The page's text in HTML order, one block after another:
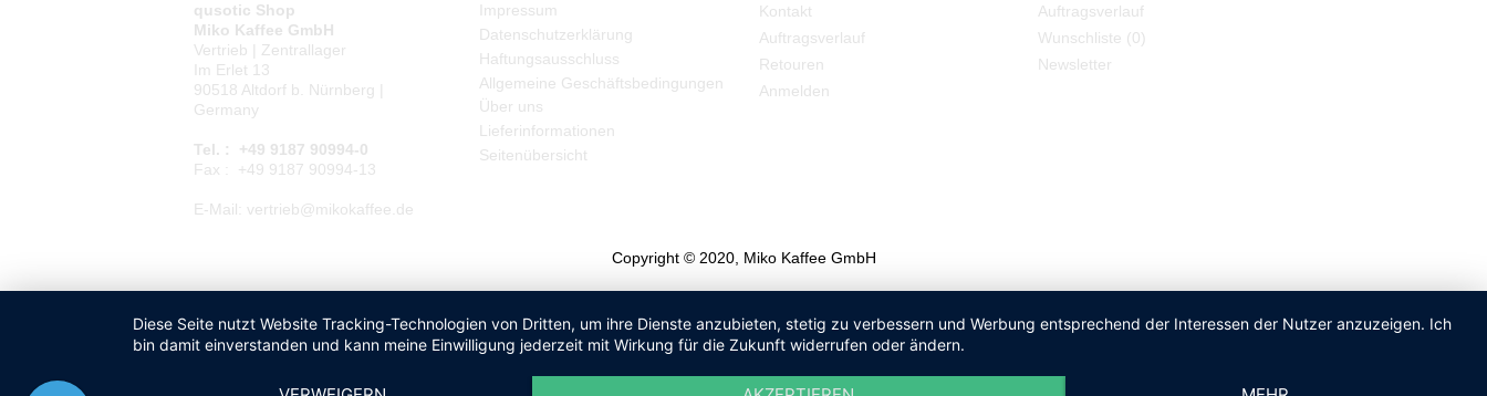
qusotic Shop
Miko Kaffee GmbH
Vertrieb | Zentrallager
Im Erlet 13
90518 Altdorf b. Nürnberg |
Germany
Tel. : +49 9187 90994-0
Fax : +49 9187 90994-13
E-Mail: vertrieb@mikokaffee.de
Impressum
Datenschutzerklärung
Haftungsausschluss
Allgemeine Geschäftsbedingungen
Über uns
Lieferinformationen
Seitenübersicht
Kontakt
Auftragsverlauf
Retouren
Anmelden
Auftragsverlauf
Wunschliste (0)
Newsletter
Copyright © 2020, Miko Kaffee GmbH
Diese Seite nutzt Website Tracking-Technologien von Dritten, um ihre Dienste anzubieten, stetig zu verbessern und Werbung entsprechend der Interessen der Nutzer anzuzeigen. Ich
bin damit einverstanden und kann meine Einwilligung jederzeit mit Wirkung für die Zukunft widerrufen oder ändern.